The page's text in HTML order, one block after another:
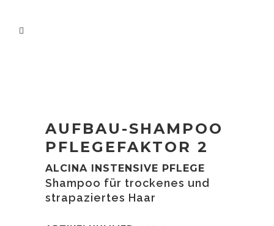
AUFBAU-SHAMPOO
PFLEGEFAKTOR 2
ALCINA INSTENSIVE PFLEGE
Shampoo für trockenes und
strapaziertes Haar